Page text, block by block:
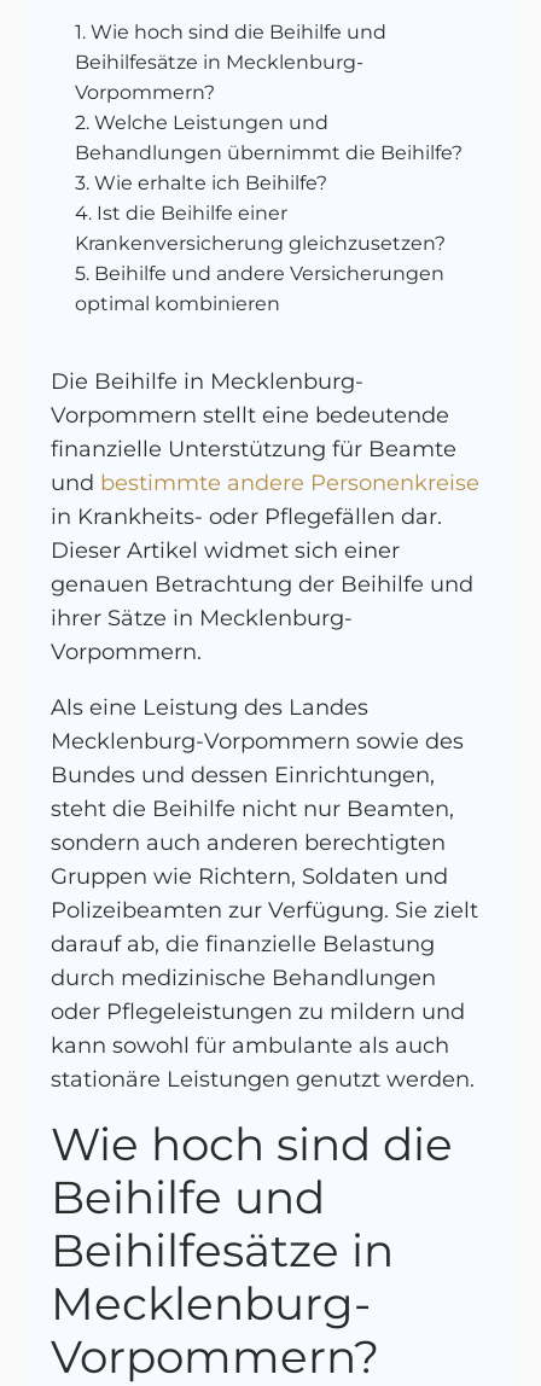
Wie hoch sind die Beihilfe und
Beihilfesätze in Mecklenburg-
Vorpommern?
Welche Leistungen und
Behandlungen übernimmt die Beihilfe?
Wie erhalte ich Beihilfe?
Ist die Beihilfe einer
Krankenversicherung gleichzusetzen?
Beihilfe und andere Versicherungen
optimal kombinieren
Die Beihilfe in Mecklenburg-
Vorpommern stellt eine bedeutende
finanzielle Unterstützung für Beamte
und bestimmte andere Personenkreise
in Krankheits- oder Pflegefällen dar.
Dieser Artikel widmet sich einer
genauen Betrachtung der Beihilfe und
ihrer Sätze in Mecklenburg-
Vorpommern.
Als eine Leistung des Landes
Mecklenburg-Vorpommern sowie des
Bundes und dessen Einrichtungen,
steht die Beihilfe nicht nur Beamten,
sondern auch anderen berechtigten
Gruppen wie Richtern, Soldaten und
Polizeibeamten zur Verfügung. Sie zielt
darauf ab, die finanzielle Belastung
durch medizinische Behandlungen
oder Pflegeleistungen zu mildern und
kann sowohl für ambulante als auch
stationäre Leistungen genutzt werden.
Wie hoch sind die
Beihilfe und
Beihilfesätze in
Mecklenburg-
Vorpommern?